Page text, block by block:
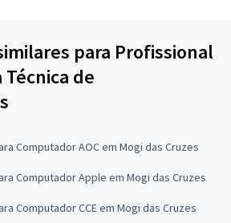
para Profissional
de
Computador AOC em Mogi das Cruzes
Computador Apple em Mogi das Cruzes
Computador CCE em Mogi das Cruzes